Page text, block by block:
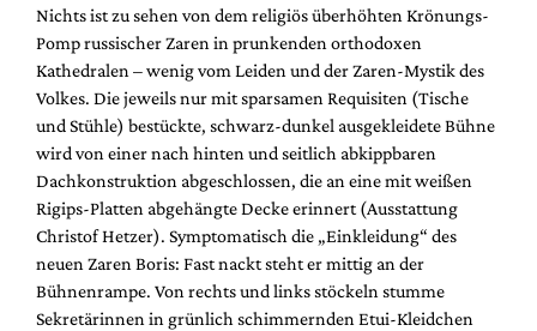
Autor:innen
Partner
Mediadaten
Suche
Nichts ist zu sehen von dem religiös überhöhten Krönungs-
Pomp russischer Zaren in prunkenden orthodoxen
Kathedralen – wenig vom Leiden und der Zaren-Mystik des
Volkes. Die jeweils nur mit sparsamen Requisiten (Tische
und Stühle) bestückte, schwarz-dunkel ausgekleidete Bühne
wird von einer nach hinten und seitlich abkippbaren
Dachkonstruktion abgeschlossen, die an eine mit weißen
Rigips-Platten abgehängte Decke erinnert (Ausstattung
Christof Hetzer). Symptomatisch die „Einkleidung“ des
neuen Zaren Boris: Fast nackt steht er mittig an der
Bühnenrampe. Von rechts und links stöckeln stumme
Sekretärinnen in grünlich schimmernden Etui-Kleidchen